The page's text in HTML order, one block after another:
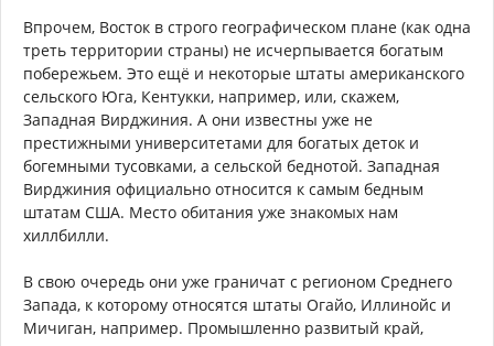
Впрочем, Восток в строго географическом плане (как одна
треть территории страны) не исчерпывается богатым
побережьем. Это ещё и некоторые штаты американского
сельского Юга, Кентукки, например, или, скажем,
Западная Вирджиния. А они известны уже не
престижными университетами для богатых деток и
богемными тусовками, а сельской беднотой. Западная
Вирджиния официально относится к самым бедным
штатам США. Место обитания уже знакомых нам
хиллбилли.
В свою очередь они уже граничат с регионом Среднего
Запада, к которому относятся штаты Огайо, Иллинойс и
Мичиган, например. Промышленно развитый край,